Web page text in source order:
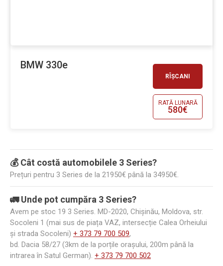
RÎȘCANI
RATĂ LUNARĂ
580€
BMW 330e
💰 Cât costă automobilele 3 Series?
Prețuri pentru 3 Series de la 21950€ până la 34950€.
🚛 Unde pot cumpăra 3 Series?
Avem pe stoc 19 3 Series. MD-2020, Chișinău, Moldova, str.
Socoleni 1 (mai sus de piața VAZ, intersecție Calea Orheiului
și strada Socoleni) + 373 79 700 509,
bd. Dacia 58/27 (3km de la porțile orașului, 200m până la
intrarea în Satul German). + 373 79 700 502